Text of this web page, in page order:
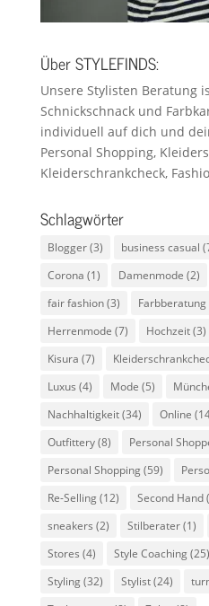
Über STYLEFINDS:
Unsere Stylisten Beratung
Schnickschnack und
individuell auf dich und
Personal Shopping,
Kleiderschrankcheck,
Schlagwörter
Blogger(3) business casual
Corona (1) Damenmode (2)
fair fashion(3) Farbberatung
Herrenmode (7) Hochzeit(3)
Kisura (7)
Luxus (4) Mode (5)
Nachhaltigkeit(34) Online
Outfittery(8) Personal
Personal Shopping(59)
Re-Selling(12) Second Hand
sneakers (2) Stilberater(1)
Stores (4) Style Coaching(25)
Styling(32) Stylist(24)